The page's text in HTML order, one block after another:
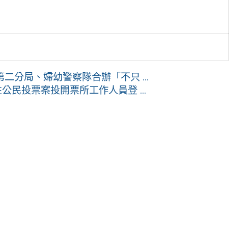
分局、婦幼警察隊合辦「不只 ...
民投票案投開票所工作人員登 ...